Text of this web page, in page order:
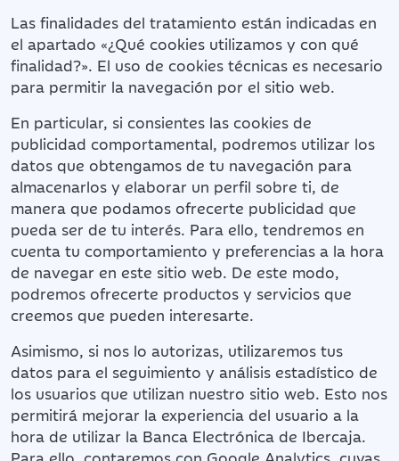
Las finalidades del tratamiento están indicadas en
el apartado «¿Qué cookies utilizamos y con qué
finalidad?». El uso de cookies técnicas es necesario
para permitir la navegación por el sitio web.
En particular, si consientes las cookies de
publicidad comportamental, podremos utilizar los
datos que obtengamos de tu navegación para
almacenarlos y elaborar un perfil sobre ti, de
manera que podamos ofrecerte publicidad que
pueda ser de tu interés. Para ello, tendremos en
cuenta tu comportamiento y preferencias a la hora
de navegar en este sitio web. De este modo,
podremos ofrecerte productos y servicios que
creemos que pueden interesarte.
Asimismo, si nos lo autorizas, utilizaremos tus
datos para el seguimiento y análisis estadístico de
los usuarios que utilizan nuestro sitio web. Esto nos
permitirá mejorar la experiencia del usuario a la
hora de utilizar la Banca Electrónica de Ibercaja.